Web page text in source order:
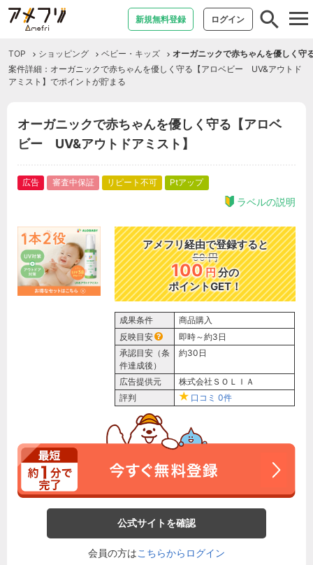
新規無料登録 ログイン
TOP ショッピング ベビー・キッズ
オーガニックで赤ちゃんを優しく
案件詳細：オーガニックで赤ちゃんを優しく守る【アロベビー UV&アウトド
アミスト】でポイントが貯まる
オーガニックで赤ちゃんを優しく守る【アロベ
ビー UV&アウトドアミスト】
広告 審査中保証 リピート不可 Ptアップ
ラベルの説明
アメフリ経由で登録すると
50 円
100円分の
ポイントGET！
成果条件
商品購入
反映目安
即時～約3日
承認目安（条
件達成後）
約30日
広告提供元
株式会社ＳＯＬＩＡ
評判
口コミ 0件
公式サイトを確認
会員の方はこちらからログイン